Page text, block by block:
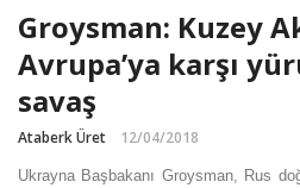
Groysman: Kuzey
Avrupa’ya karşı
savaş
Ataberk Üret 12/04/2018
Ukrayna Başbakanı Groysman, Rus